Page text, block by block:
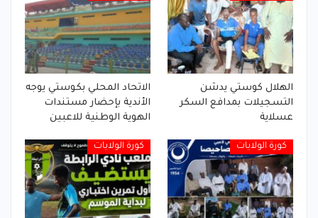
الهلال كوستي يدشن
التسجيلات بمدافع السكر
عسلاية
الاتحاد المحلي بكوستي يوجه
الأندية بإحضار مستندات
الهوية الوطنية للاعبين
كورة الولايات كورة الولايات